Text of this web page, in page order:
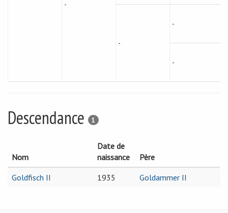
-
-
-
-
Descendance 1
Nom
Date de
naissance
Père
Goldfisch II
1935 Goldammer II